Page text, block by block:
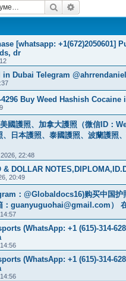
Поиск
[whatsapp: +1(672)2050601]
dr
in Dubai Telegram @ahrrendaniel
4296 Buy Weed Hashish
國護照、加拿大護照（微信ID：
、日本護照、泰國護照、波蘭護照
22:48
DOLLAR
20:49
：@Globaldocs16)购买中国
guanyuguohai@gmail.com ）
(WhatsApp: +1 (615)-314-
(WhatsApp: +1 (615)-314-